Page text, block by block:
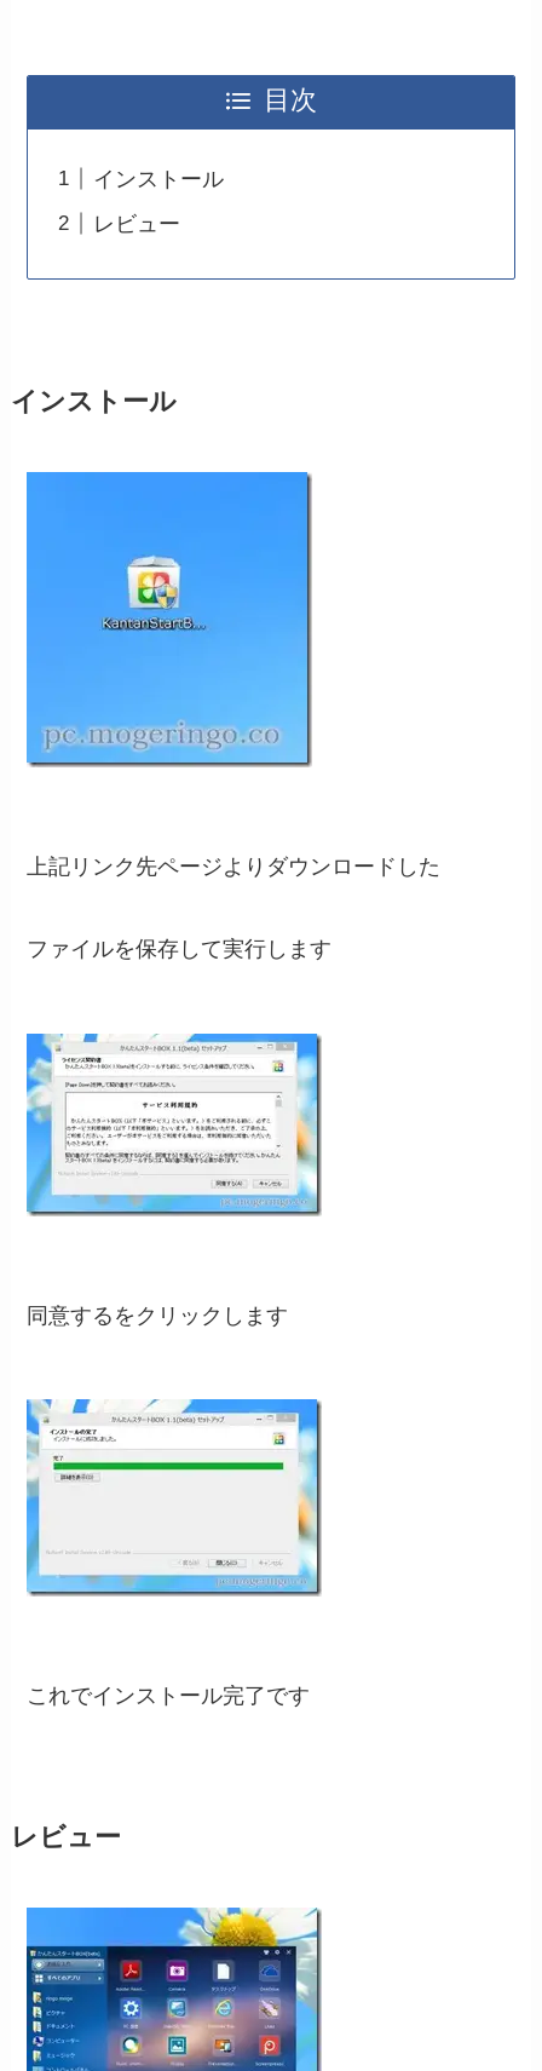
目次
インストール
レビュー
インストール
上記リンク先ページよりダウンロードした
ファイルを保存して実行します
同意するをクリックします
これでインストール完了です
レビュー